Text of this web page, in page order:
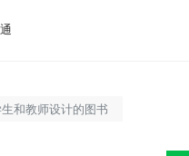
和教师设计的图书